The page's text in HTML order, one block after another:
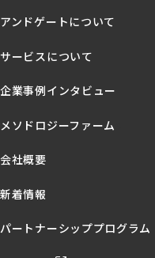
アンドゲートについて
サービスについて
企業事例インタビュー
メソドロジーファーム
会社概要
新着情報
パートナーシッププログラム